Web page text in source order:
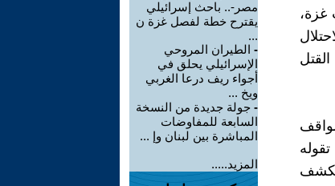
غزة،
مصر-.. باحث إسرائيلي
يقترح خطة لفصل غزة ن
...
- الطيران المروحي
الإسرائيلي يحلق في
أجواء ريف درعا الغربي
ويخ ...
- جولة جديدة من النسخة
السابعة للمفاوضات
المباشرة بين لبنان وإ ...
المزيد.....